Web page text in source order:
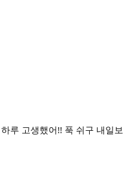
루 고생했어!! 푹 쉬구 내일보